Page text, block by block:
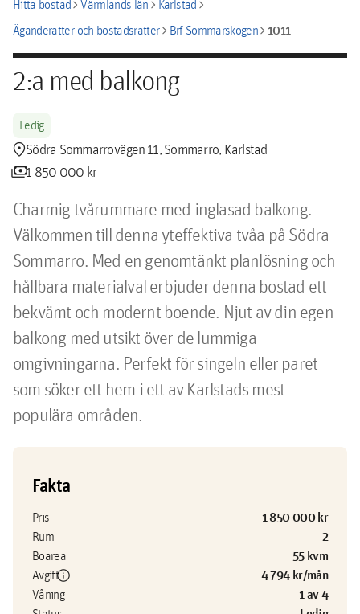
Hitta bostadchevron_rightVärmlands länchevron_rightKarlstadchevron_right
Äganderätter och bostadsrätterchevron_rightBrf Sommarskogenchevron_right1011
2:a med balkong
Ledig
location_pinSödra Sommarrovägen 11, Sommarro, Karlstad
payments1 850 000 kr
Charmig tvårummare med inglasad balkong.
Välkommen till denna yteffektiva tvåa på Södra
Sommarro. Med en genomtänkt planlösning och
hållbara materialval erbjuder denna bostad ett
bekvämt och modernt boende. Njut av din egen
balkong med utsikt över de lummiga
omgivningarna. Perfekt för singeln eller paret
som söker ett hem i ett av Karlstads mest
populära områden.
Fakta
Pris 1 850 000 kr
Rum 2
Boarea 55 kvm
Avgiftinfo 4 794 kr/mån
Våning 1 av 4